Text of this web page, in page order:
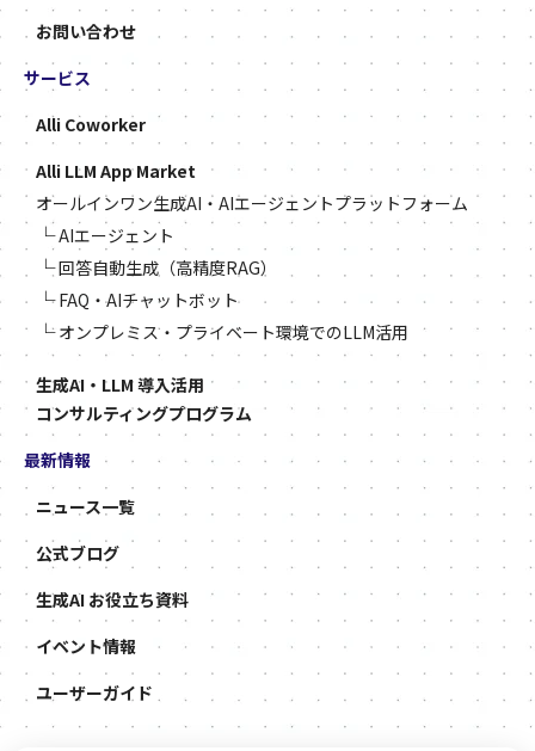
お問い合わせ
サービス
Alli Coworker
Alli LLM App Market
オールインワン生成AI・AIエージェントプラットフォーム
└AIエージェント
└回答自動生成（高精度RAG）
└ FAQ・AIチャットボット
└ オンプレミス・プライベート環境でのLLM活用
生成AI・LLM 導入活用
コンサルティングプログラム
最新情報
ニュース一覧
公式ブログ
生成AI お役立ち資料
イベント情報
ユーザーガイド